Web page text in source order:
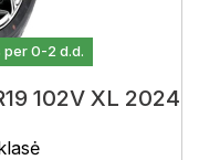
0-2 d.d.
102V XL 2024